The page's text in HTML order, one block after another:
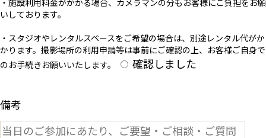
・施設利用料金がかかる場合、カメラマンの分もお客様にご負担をお願
いしております。
・スタジオやレンタルスペースをご希望の場合は、別途レンタル代がか
かります。撮影場所の利用申請等は事前にご確認の上、お客様ご自身で
のお手続きお願いいたします。
確認しました
備考